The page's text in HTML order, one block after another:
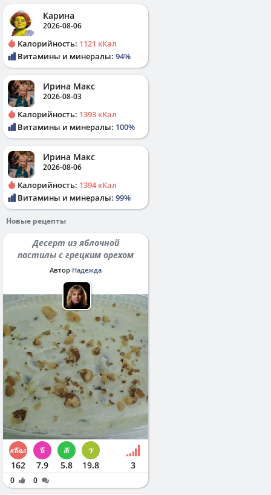
Карина
2026-08-06
Калорийность: 1121 кКал
Витамины и минералы: 94%
Ирина Макс
2026-08-03
Калорийность: 1393 кКал
Витамины и минералы: 100%
Ирина Макс
2026-08-06
Калорийность: 1394 кКал
Витамины и минералы: 99%
Новые рецепты
Десерт из яблочной
пастилы с грецким орехом
Автор Надежда
162 7.9 5.8 19.8 3
0 0